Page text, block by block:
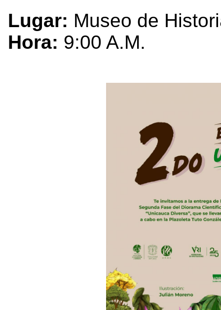
Lugar: Museo de
Hora: 9:00 A.M.